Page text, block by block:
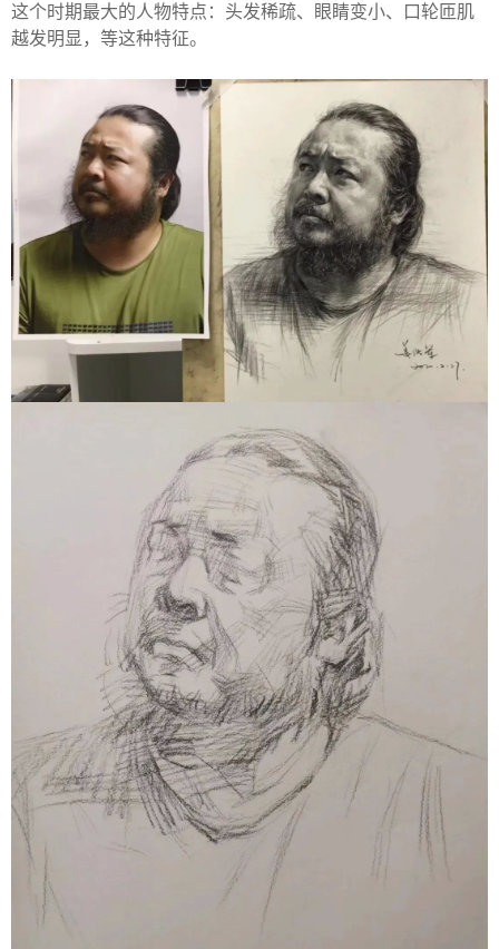
这个时期最大的人物特点：头发稀疏、眼睛变小、口轮匝肌
越发明显，等这种特征。